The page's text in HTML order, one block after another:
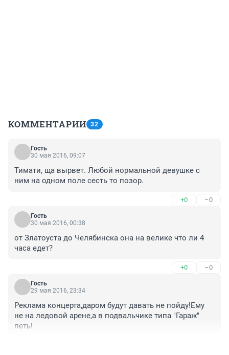
КОММЕНТАРИИ 32
Гость
30 мая 2016, 09:07
Тимати, ща вырвет. Любой нормальной девушке с
ним на одном поле сесть то позор.
+0 –0
Гость
30 мая 2016, 00:38
от Златоуста до Челябинска она на велике что ли 4
часа едет?
+0 –0
Гость
29 мая 2016, 23:34
Реклама концерта,даром будут давать не пойду!Ему
не на ледовой арене,а в подвальчике типа "Гараж"
петь!